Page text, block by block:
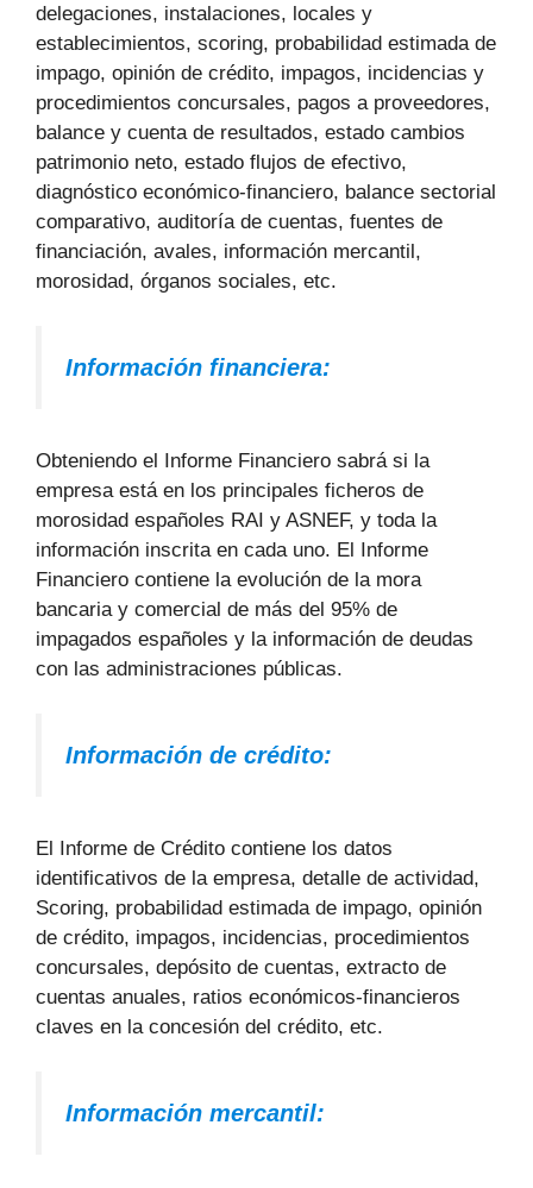
delegaciones, instalaciones, locales y
establecimientos, scoring, probabilidad estimada de
impago, opinión de crédito, impagos, incidencias y
procedimientos concursales, pagos a proveedores,
balance y cuenta de resultados, estado cambios
patrimonio neto, estado flujos de efectivo,
diagnóstico económico-financiero, balance sectorial
comparativo, auditoría de cuentas, fuentes de
financiación, avales, información mercantil,
morosidad, órganos sociales, etc.
Información financiera:
Obteniendo el Informe Financiero sabrá si la
empresa está en los principales ficheros de
morosidad españoles RAI y ASNEF, y toda la
información inscrita en cada uno. El Informe
Financiero contiene la evolución de la mora
bancaria y comercial de más del 95% de
impagados españoles y la información de deudas
con las administraciones públicas.
Información de crédito:
El Informe de Crédito contiene los datos
identificativos de la empresa, detalle de actividad,
Scoring, probabilidad estimada de impago, opinión
de crédito, impagos, incidencias, procedimientos
concursales, depósito de cuentas, extracto de
cuentas anuales, ratios económicos-financieros
claves en la concesión del crédito, etc.
Información mercantil: